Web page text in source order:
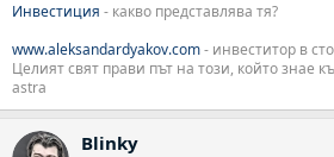
Инвестиция - какво представлява тя?
www.aleksandardyakov.com- инвеститор в
Целият свят прави път на този, който знае
astra
Blinky